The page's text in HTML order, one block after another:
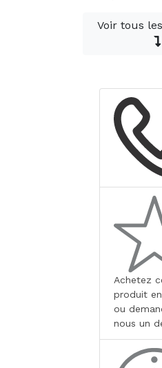
Voir tous
Achetez
produit
ou
nous un